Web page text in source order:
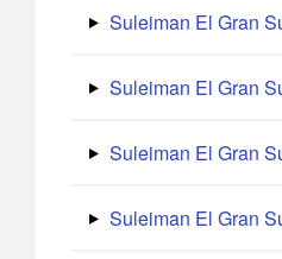
Suleiman El Gran
Suleiman El Gran
Suleiman El Gran
Suleiman El Gran